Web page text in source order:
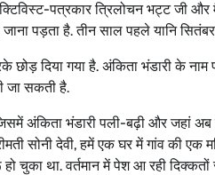
पत्रकार त्रिलोचन भट्ट जी
पड़ता है. तीन साल पहले यानि
दिया गया है. अंकिता भंडारी के नाम
सकती है.
अंकिता भंडारी पली-बढ़ी और जहां
सोनी देवी, हमें एक घर में गांव की
चुका था. वर्तमान में पेश आ रही